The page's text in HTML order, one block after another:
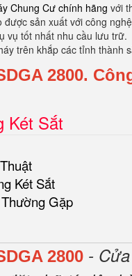
Chung Cư chính hãng với
sản xuất với công
vụ tốt nhất nhu cầu lưu trữ.
trên khắp các tỉnh thành
2800.
Két Sắt
Két Sắt
Gặp
2800 -